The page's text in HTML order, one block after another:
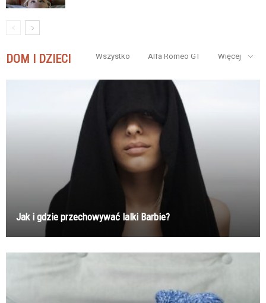
DOM I DZIECI Wszystko Alfa Romeo GT Więcej
Jak i gdzie przechowywać lalki Barbie?